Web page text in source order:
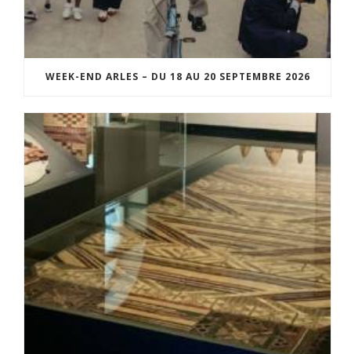
WEEK-END ARLES – DU 18 AU 20 SEPTEMBRE 2026